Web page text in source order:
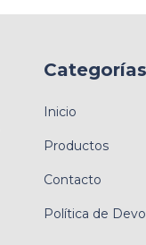
Categorías
Inicio
Productos
Contacto
Política de